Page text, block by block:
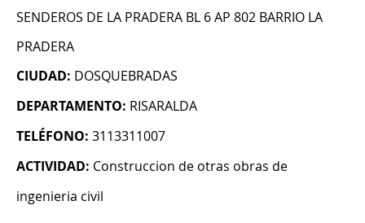
SENDEROS DE LA PRADERA BL 6 AP 802 BARRIO LA
PRADERA
CIUDAD: DOSQUEBRADAS
DEPARTAMENTO: RISARALDA
TELÉFONO: 3113311007
ACTIVIDAD: Construccion de otras obras de
ingenieria civil